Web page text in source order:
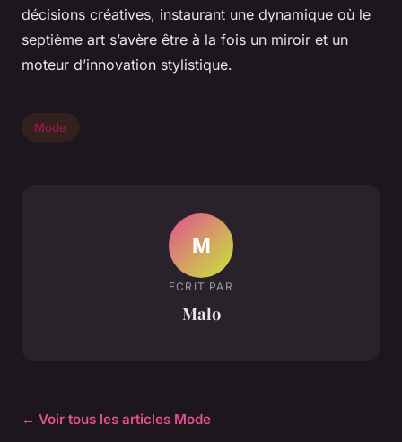
décisions créatives, instaurant une dynamique où le
septième art s’avère être à la fois un miroir et un
moteur d’innovation stylistique.
Mode
M
ECRIT PAR
Malo
← Voir tous les articles Mode